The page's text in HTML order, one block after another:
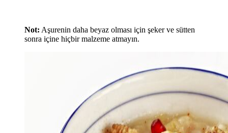
Not: Aşurenin daha beyaz olması için şeker ve sütten
sonra içine hiçbir malzeme atmayın.